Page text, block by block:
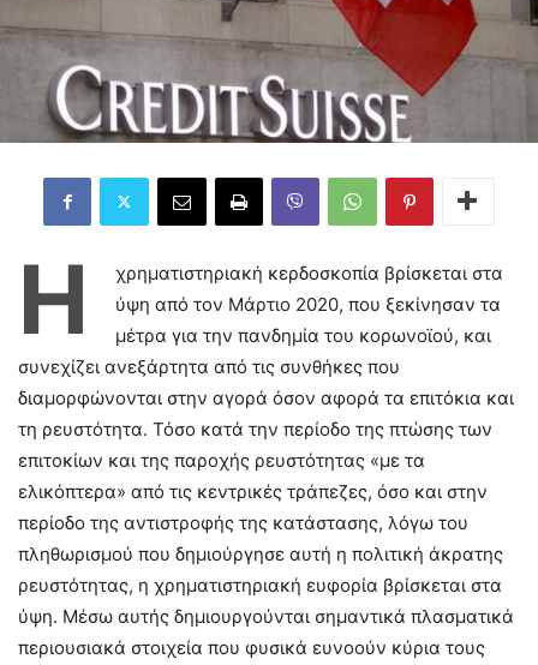
Η
χρηματιστηριακή κερδοσκοπία βρίσκεται στα
ύψη από τον Μάρτιο 2020, που ξεκίνησαν τα
μέτρα για την πανδημία του κορωνοϊού, και
συνεχίζει ανεξάρτητα από τις συνθήκες που
διαμορφώνονται στην αγορά όσον αφορά τα επιτόκια και
τη ρευστότητα. Τόσο κατά την περίοδο της πτώσης των
επιτοκίων και της παροχής ρευστότητας «με τα
ελικόπτερα» από τις κεντρικές τράπεζες, όσο και στην
περίοδο της αντιστροφής της κατάστασης, λόγω του
πληθωρισμού που δημιούργησε αυτή η πολιτική άκρατης
ρευστότητας, η χρηματιστηριακή ευφορία βρίσκεται στα
ύψη. Μέσω αυτής δημιουργούνται σημαντικά πλασματικά
περιουσιακά στοιχεία που φυσικά ευνοούν κύρια τους